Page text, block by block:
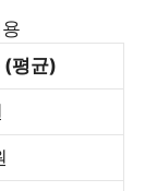
(평균)